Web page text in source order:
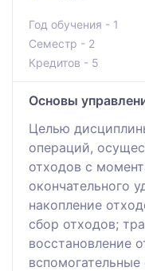
Год обучения - 1
Семестр - 2
Кредитов - 5
Основы
Целью
операций,
отходов с
окончательного
накопление
сбор отходов;
восстановление